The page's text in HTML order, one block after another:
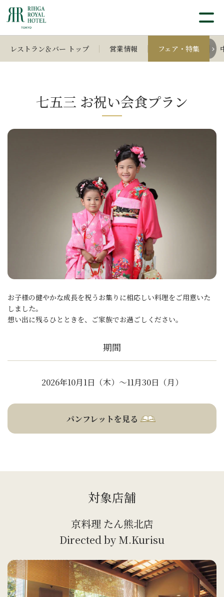
レストラン＆バー トップ 営業情報 フェア・特集
七五三 お祝い会食プラン
お子様の健やかな成長を祝うお集りに相応しい料理をご用意いた
しました。
想い出に残るひとときを、ご家族でお過ごしください。
期間
2026年10月1日（木）～11月30日（月）
パンフレットを見る
対象店舗
京料理 たん熊北店
Directed by M.Kurisu